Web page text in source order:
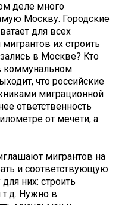
деле много
Москву. Городские
для всех
их строить
в Москве? Кто
коммунальном
что российские
миграционной
ответственность
от мечети, а
мигрантов на
и соответствующую
них: строить
т.д. Нужно в